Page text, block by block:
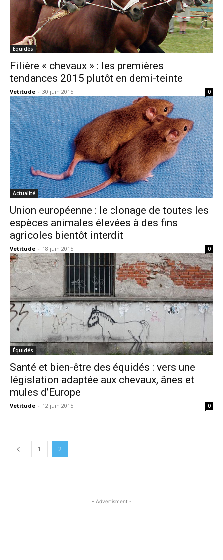
Équidés
Filière « chevaux » : les premières
tendances 2015 plutôt en demi-teinte
Vetitude - 30 juin 2015 0
Actualité
Union européenne : le clonage de toutes les
espèces animales élevées à des fins
agricoles bientôt interdit
Vetitude - 18 juin 2015 0
Équidés
Santé et bien-être des équidés : vers une
législation adaptée aux chevaux, ânes et
mules d’Europe
Vetitude - 12 juin 2015 0
1 2
- Advertisment -